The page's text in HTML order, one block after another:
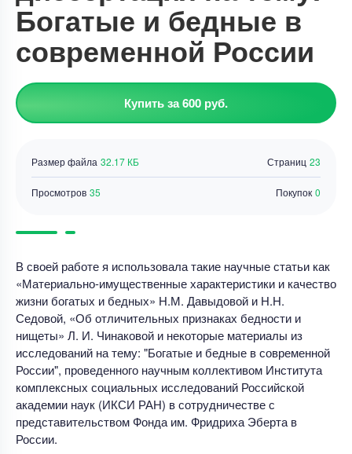
Богатые и бедные в
современной России
Купить за 600 руб.
Страниц 23
Размер файла 32.17 КБ
Просмотров 35 Покупок 0
В своей работе я использовала такие научные статьи как
«Материально-имущественные характеристики и качество
жизни богатых и бедных» Н.М. Давыдовой и Н.Н.
Седовой, «Об отличительных признаках бедности и
нищеты» Л. И. Чинаковой и некоторые материалы из
исследований на тему: "Богатые и бедные в современной
России", проведенного научным коллективом Института
комплексных социальных исследований Российской
академии наук (ИКСИ РАН) в сотрудничестве с
представительством Фонда им. Фридриха Эберта в
России.